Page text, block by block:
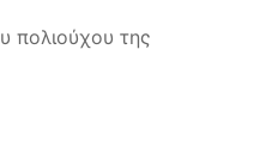
πολιούχου της